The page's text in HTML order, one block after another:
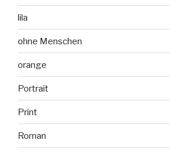
lila
ohne Menschen
orange
Portrait
Print
Roman